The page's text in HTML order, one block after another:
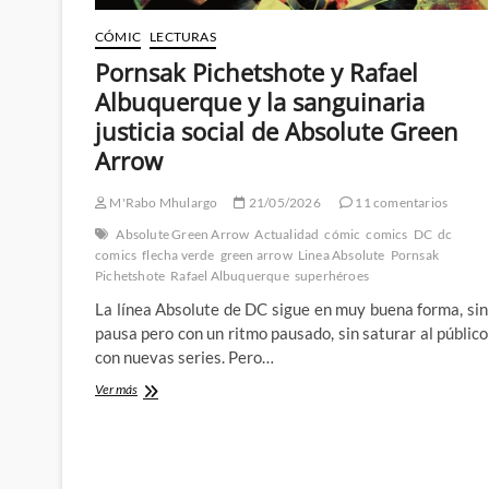
CÓMIC LECTURAS
Pornsak Pichetshote y Rafael
Albuquerque y la sanguinaria
justicia social de Absolute Green
Arrow
M'Rabo Mhulargo 21/05/2026
11 comentarios
Absolute Green Arrow Actualidad cómic comics DC dc
comics flecha verde green arrow Linea Absolute Pornsak
Pichetshote Rafael Albuquerque superhéroes
La línea Absolute de DC sigue en muy buena forma, sin
pausa pero con un ritmo pausado, sin saturar al público
con nuevas series. Pero…
Ver másPornsak